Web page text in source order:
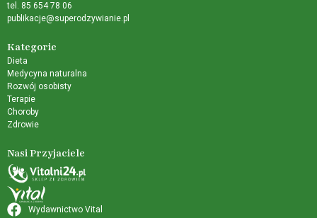
tel. 85 654 78 06
publikacje@superodzywianie.pl
Kategorie
Dieta
Medycyna naturalna
Rozwój osobisty
Terapie
Choroby
Zdrowie
Nasi Przyjaciele
Wydawnictwo Vital